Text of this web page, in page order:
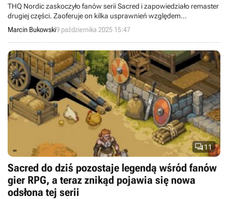
THQ Nordic zaskoczyło fanów serii Sacred i zapowiedziało remaster
drugiej części. Zaoferuje on kilka usprawnień względem
pierwowzoru.
Marcin Bukowski9 października 2025 15:47
11
Sacred do dziś pozostaje legendą wśród fanów
gier RPG, a teraz znikąd pojawia się nowa
odsłona tej serii